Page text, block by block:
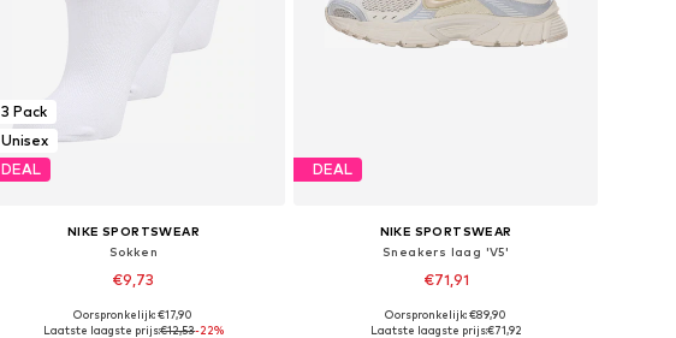
3 Pack
Unisex
DEAL
NIKE SPORTSWEAR
Sokken
€9,73
Oorspronkelijk: €17,90
Laatste laagste prijs:€12,53-22%
DEAL
NIKE SPORTSWEAR
Sneakers laag 'V5'
€71,91
Beschikbaar in vele maten
Oorspronkelijk: €89,90
Laatste laagste prijs:€71,92